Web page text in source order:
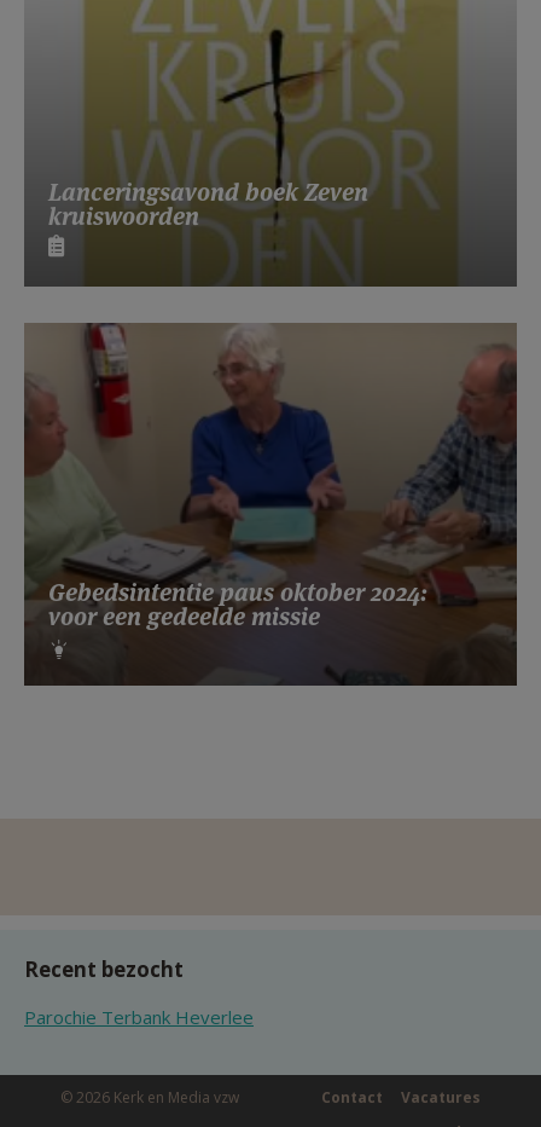
Lanceringsavond boek Zeven
kruiswoorden
Gebedsintentie paus oktober 2024:
voor een gedeelde missie
Recent bezocht
Parochie Terbank Heverlee
© 2026 Kerk en Media vzw Vacatures
Contact